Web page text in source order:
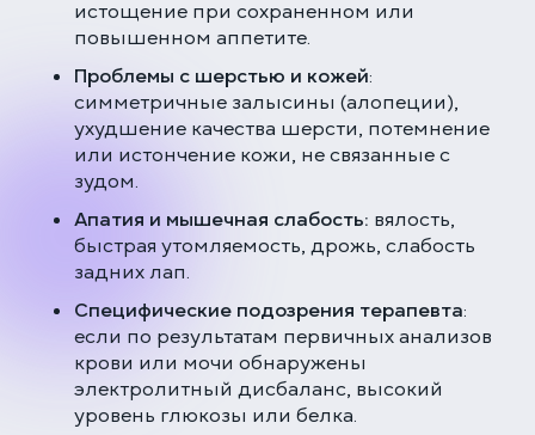
истощение при сохраненном или
повышенном аппетите.
Проблемы с шерстью и кожей:
симметричные залысины (алопеции),
ухудшение качества шерсти, потемнение
или истончение кожи, не связанные с
зудом.
Апатия и мышечная слабость: вялость,
быстрая утомляемость, дрожь, слабость
задних лап.
Специфические подозрения терапевта:
если по результатам первичных анализов
крови или мочи обнаружены
электролитный дисбаланс, высокий
уровень глюкозы или белка.